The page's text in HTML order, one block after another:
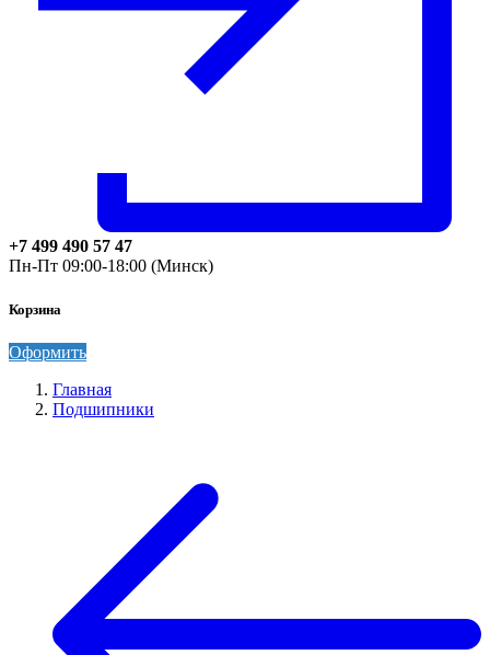
+7 499 490 57 47
Пн-Пт 09:00-18:00 (Минск)
Корзина
Оформить
Главная
Подшипники